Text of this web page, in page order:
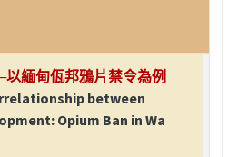
緬甸佤邦鴉片禁令為例
between
Opium Ban in Wa